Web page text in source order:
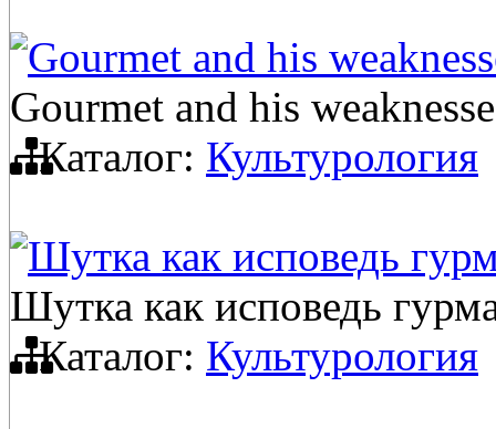
Gourmet and his
Gourmet and his
Каталог: Культурология
Шутка как исповедь
Шутка как исповедь
Каталог: Культурология